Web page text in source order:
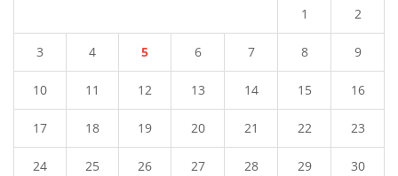
1 2
3 4 5 6 7 8 9
10 11 12 13 14 15 16
17 18 19 20 21 22 23
24 25 26 27 28 29 30